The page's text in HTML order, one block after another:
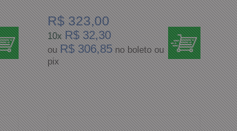
R$ 323,00
10x R$ 32,30
ou R$ 306,85 no boleto ou
pix